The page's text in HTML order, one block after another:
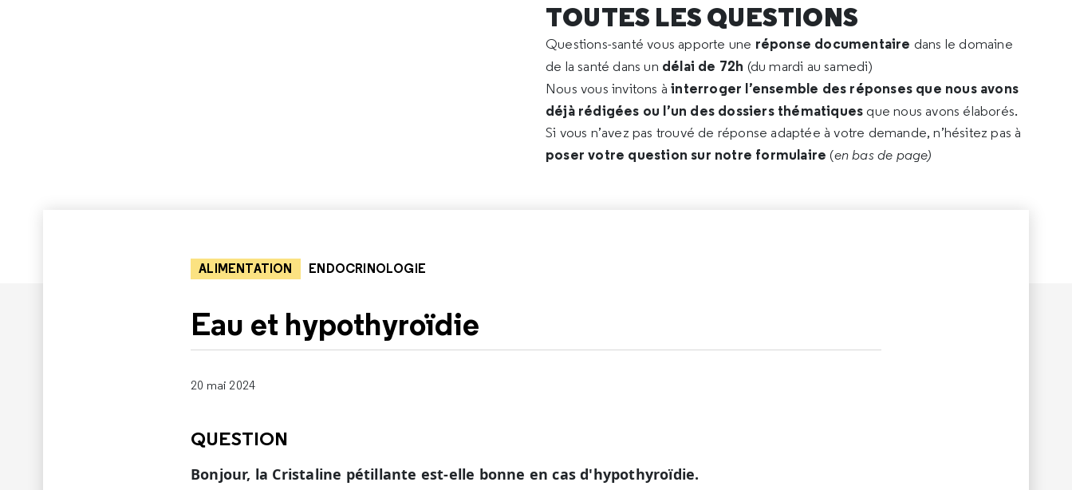
TOUTES LES QUESTIONS
Questions-santé vous apporte une réponse documentaire dans le domaine
de la santé dans un délai de 72h (du mardi au samedi)
Nous vous invitons àinterroger l’ensemble des réponses que nous avons
déjà rédigées ou l’un des dossiers thématiques que nous avons élaborés.
Si vous n’avez pas trouvé de réponse adaptée à votre demande, n’hésitez pas à
poser votre question sur notre formulaire (en bas de page)
ALIMENTATION ENDOCRINOLOGIE
Eau et hypothyroïdie
20 mai 2024
QUESTION
Bonjour, la Cristaline pétillante est-elle bonne en cas d'hypothyroïdie.